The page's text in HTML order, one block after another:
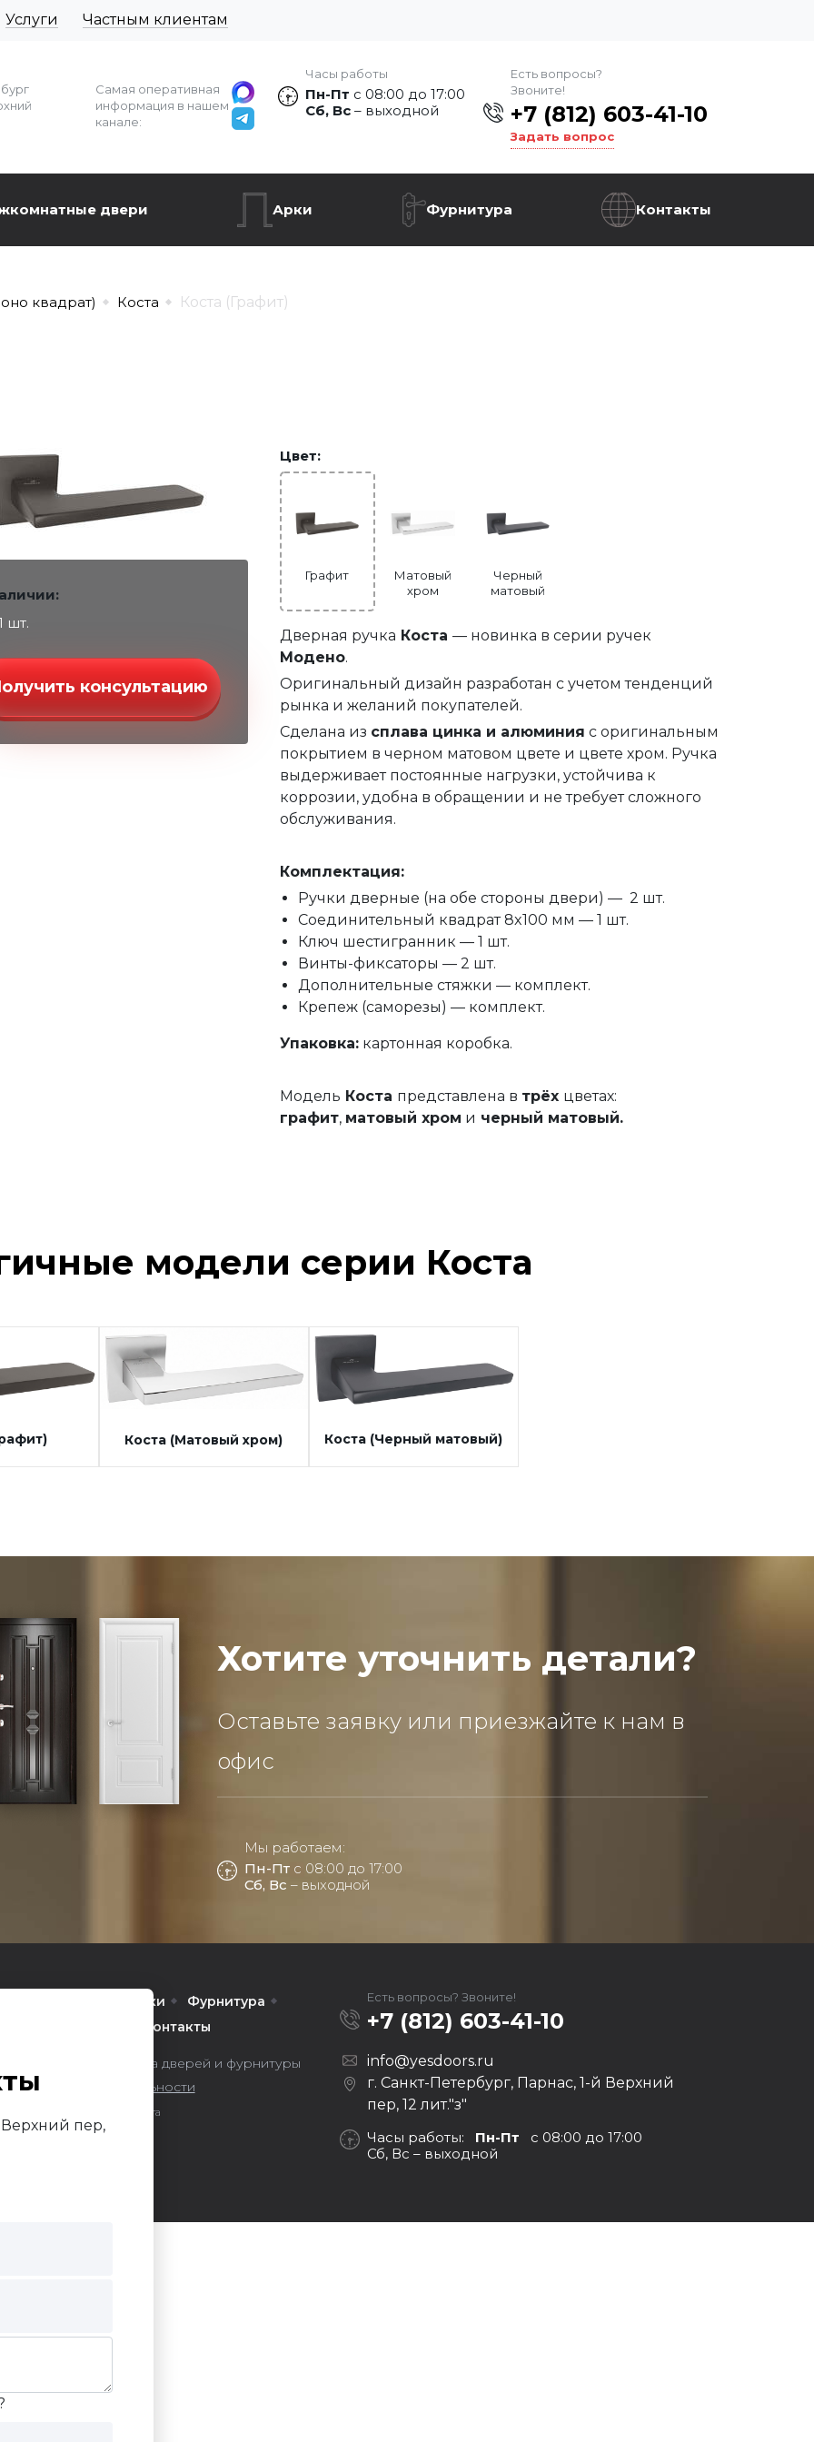
Услуги Частным клиентам
Самая оперативная
информация в нашем
канале:
Часы работы
Пн-Пт с 08:00 до 17:00
Сб, Вс – выходной
Есть вопросы?
Звоните!
+7 (812) 603-41-10
Задать вопрос
двери Арки Фурнитура Контакты
квадрат) Коста Коста (Графит)
шт.
Получить консультацию
Цвет:
Графит
Матовый
хром
Черный
матовый
Дверная ручка Коста — новинка в серии ручек
Модено.
Оригинальный дизайн разработан с учетом тенденций
рынка и желаний покупателей.
Сделана из сплава цинка и алюминия с оригинальным
покрытием в черном матовом цвете и цвете хром. Ручка
выдерживает постоянные нагрузки, устойчива к
коррозии, удобна в обращении и не требует сложного
обслуживания.
Комплектация:
Ручки дверные (на обе стороны двери) — 2 шт.
Соединительный квадрат 8x100 мм — 1 шт.
Ключ шестигранник — 1 шт.
Винты-фиксаторы — 2 шт.
Дополнительные стяжки — комплект.
Крепеж (саморезы) — комплект.
Упаковка:картонная коробка.
Модель Коста представлена в трёх цветах:
графит, матовый хром и черный матовый.
модели серии Коста
Коста (Матовый хром) Коста (Черный матовый)
Хотите уточнить детали?
Оставьте заявку или приезжайте к нам в
офис
Мы работаем:
Пн-Пт с 08:00 до 17:00
Сб, Вс – выходной
Верхний пер,
Арки
Фурнитура
Контакты
— оптовая продажа дверей и фурнитуры
конфиденциальности
Продвижение сайта
Darvin Studio
Есть вопросы? Звоните!
+7 (812) 603-41-10
info@yesdoors.ru
г. Санкт-Петербург, Парнас, 1-й Верхний
пер, 12 лит."з"
Часы работы: Пн-Пт с 08:00 до 17:00
Сб, Вс – выходной